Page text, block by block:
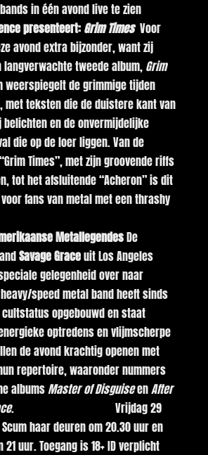
in één avond live te zien
presenteert: Grim TimesVoor
avond extra bijzonder, want zij
tweede album, Grim
weerspiegelt de grimmige tijden
met teksten die de duistere kant van
en de onvermijdelijke
die op de loer liggen. Van de
Times”, met zijn groovende riffs
tot het afsluitende “Acheron” is dit
fans van metal met een thrashy
MetallegendesDe
Savage Graceuit Los Angeles
gelegenheid over naar
speed metal band heeft sinds
cultstatus opgebouwd en staat
optredens en vlijmscherpe
de avond krachtig openen met
repertoire, waaronder nummers
albumsMaster of DisguiseenAfter
. Vrijdag 29
haar deuren om 20.30 uur en
uur. Toegang is 18+ ID verplicht